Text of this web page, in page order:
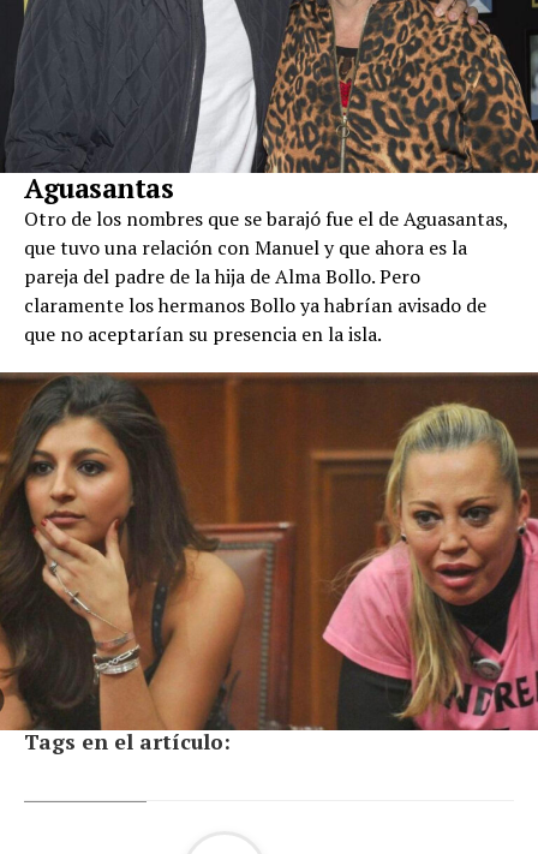
Aguasantas
Otro de los nombres que se barajó fue el de Aguasantas,
que tuvo una relación con Manuel y que ahora es la
pareja del padre de la hija de Alma Bollo. Pero
claramente los hermanos Bollo ya habrían avisado de
que no aceptarían su presencia en la isla.
Tags en el artículo: